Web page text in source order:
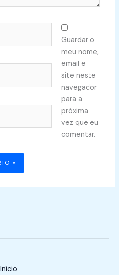
Guardar o
meu nome,
email e
site neste
navegador
para a
próxima
vez que eu
comentar.
Início